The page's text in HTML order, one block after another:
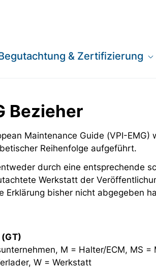
& Zertifizierung
Bezieher
Maintenance Guide (VPI-
Reihenfolge aufgeführt.
durch eine entsprechende
Werkstatt der
Erklärung bisher nicht abgegeben
M = Halter/ECM, MS
W = Werkstatt